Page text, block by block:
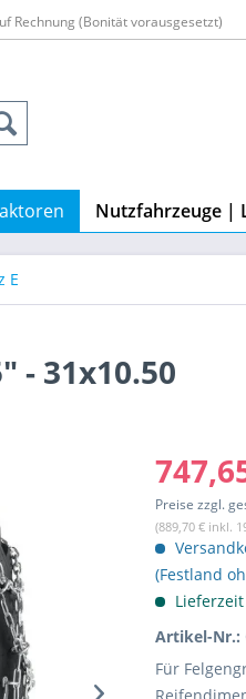
Rechnung (Bonität vorausgesetzt)
Nutzfahrzeuge |
E
- 31x10.50
Preise zzgl.
(889,70 € inkl.
(Festland
Artikel-Nr.:
Für